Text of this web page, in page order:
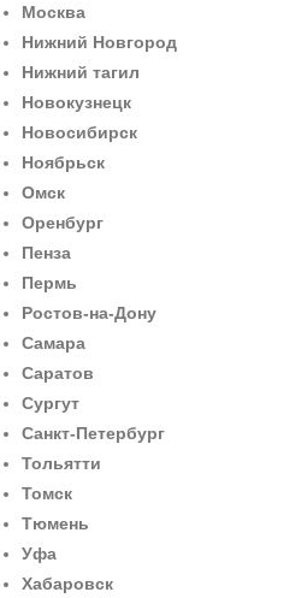
Москва
Нижний Новгород
Нижний тагил
Новокузнецк
Новосибирск
Ноябрьск
Омск
Оренбург
Пенза
Пермь
Ростов-на-Дону
Самара
Саратов
Сургут
Санкт-Петербург
Тольятти
Томск
Тюмень
Уфа
Хабаровск